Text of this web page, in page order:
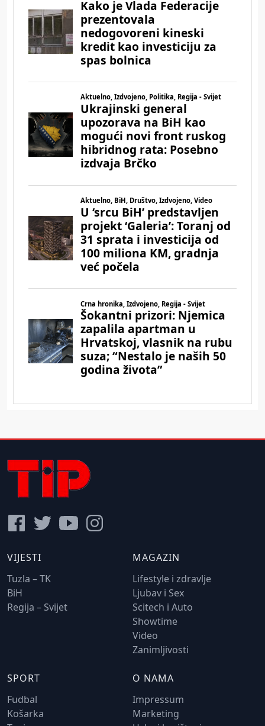
VIJESTI
Tuzla – TK
BiH
Regija – Svijet
MAGAZIN
Lifestyle i zdravlje
Ljubav i Sex
Scitech i Auto
Showtime
Video
Zanimljivosti
SPORT
Fudbal
Košarka
O NAMA
Impressum
Marketing